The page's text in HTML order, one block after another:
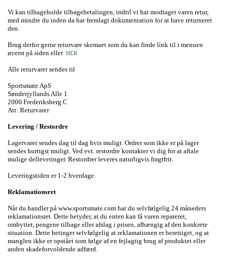
Vi kan tilbageholde tilbagebetalingen, indtil vi har modtaget varen retur,
med mindre du inden da har fremlagt dokumentation for at have returneret
den.
Brug derfor gerne returvare skemaet som du kan finde link til i menuen
øverst på siden eller HER
Alle returvarer sendes til
Sportsmate ApS
Sønderjyllands Alle 1
2000 Frederiksberg C
Att: Returvarer
Levering / Restordre
Lagervarer sendes dag til dag hvis muligt. Ordrer som ikke er på lager
sendes hurtigst muligt. Ved evt. restordre kontakter vi dig for at aftale
mulige delleveringer. Restordrer leveres naturligvis fragtfrit.
Leveringstiden er 1-2 hverdage.
Reklamationsret
Når du handler på www.sportsmate.com har du selvfølgelig 24 måneders
reklamationsret. Dette betyder, at du enten kan få varen repareret,
ombyttet, pengene tilbage eller afslag i prisen, afhængig af den konkrete
situation. Dette betinger selvfølgelig at reklamationen er berettiget, og at
manglen ikke er opstået som følge af en fejlagtig brug af produktet eller
anden skadeforvoldende adfærd.